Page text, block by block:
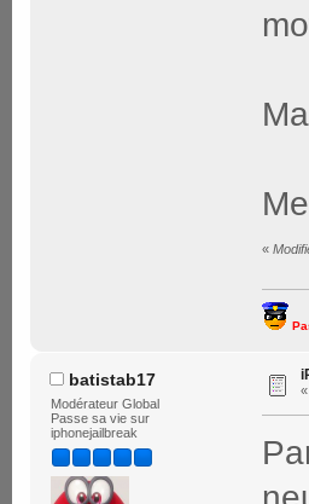
«
batistab17
Modérateur Global
Passe sa vie sur
iphonejailbreak
«